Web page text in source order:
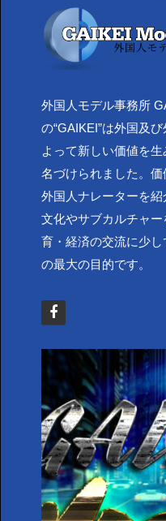
外国人モデル事務所
の“GAIKEI”は外国及
よって新しい価値を
名づけられました。価
外国人ナレーターを
文化やサブカルチャ
育・経済の交流に少
の最大の目的です。